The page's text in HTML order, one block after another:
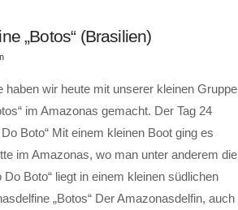
„Botos“ (Brasilien)
wir heute mit unserer kleinen Gruppe
im Amazonas gemacht. Der Tag 24
Boto“ Mit einem kleinen Boot ging es
im Amazonas, wo man unter anderem die
Boto“ liegt in einem kleinen südlichen
„Botos“ Der Amazonasdelfin, auch